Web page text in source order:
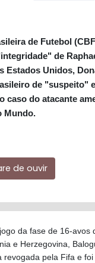
de Futebol
de
Estados Unidos,
de "suspeito"
caso do atacante
Mundo.
de ouvir
da fase de 16-avos
e Herzegovina,
revogada pela Fifa e